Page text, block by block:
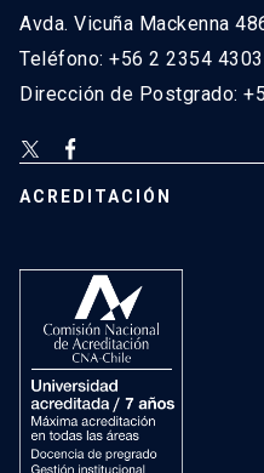
Avda. Vicuña Mackenna
Teléfono: +56 2 2354 4303
Dirección de Postgrado:
ACREDITACIÓN